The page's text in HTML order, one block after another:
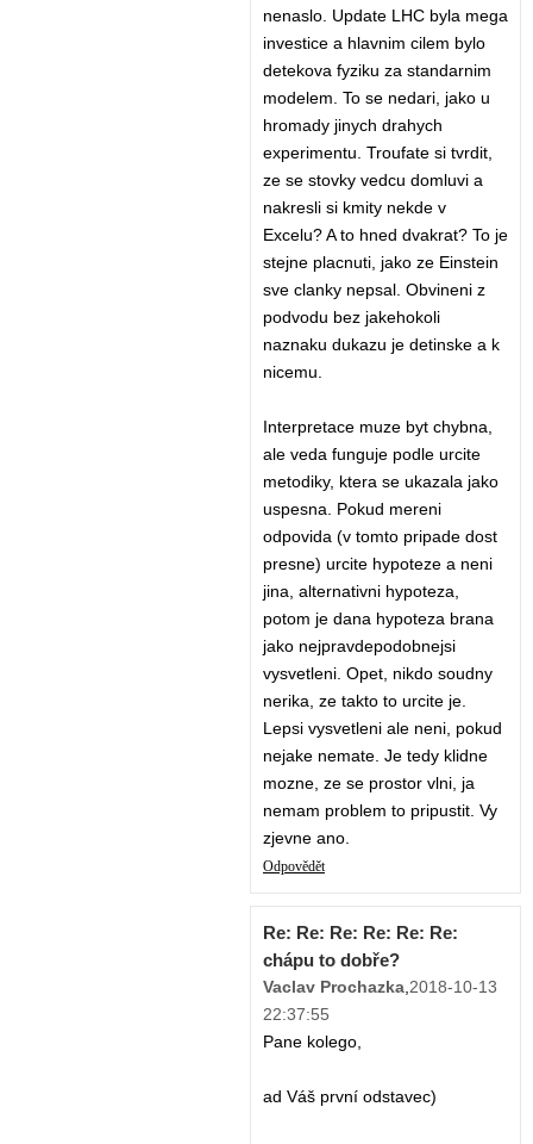
nenaslo. Update LHC byla mega
investice a hlavnim cilem bylo
detekova fyziku za standarnim
modelem. To se nedari, jako u
hromady jinych drahych
experimentu. Troufate si tvrdit,
ze se stovky vedcu domluvi a
nakresli si kmity nekde v
Excelu? A to hned dvakrat? To je
stejne placnuti, jako ze Einstein
sve clanky nepsal. Obvineni z
podvodu bez jakehokoli
naznaku dukazu je detinske a k
nicemu.
Interpretace muze byt chybna,
ale veda funguje podle urcite
metodiky, ktera se ukazala jako
uspesna. Pokud mereni
odpovida (v tomto pripade dost
presne) urcite hypoteze a neni
jina, alternativni hypoteza,
potom je dana hypoteza brana
jako nejpravdepodobnejsi
vysvetleni. Opet, nikdo soudny
nerika, ze takto to urcite je.
Lepsi vysvetleni ale neni, pokud
nejake nemate. Je tedy klidne
mozne, ze se prostor vlni, ja
nemam problem to pripustit. Vy
zjevne ano.
Odpovědět
Re: Re: Re: Re: Re: Re:
chápu to dobře?
Vaclav Prochazka,2018-10-13
22:37:55
Pane kolego,
ad Váš první odstavec)